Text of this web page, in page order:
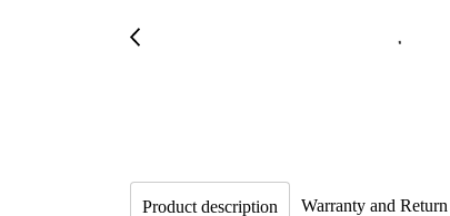
Product description Warranty and Return